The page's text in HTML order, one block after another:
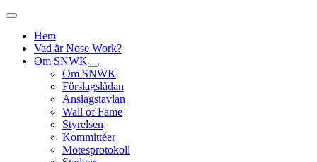
Hem
Vad är Nose Work?
Om SNWK
Om SNWK
Förslagslådan
Anslagstavlan
Wall of Fame
Styrelsen
Kommittéer
Mötesprotokoll